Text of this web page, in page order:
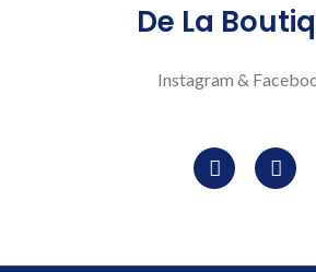
De La
Instagram &